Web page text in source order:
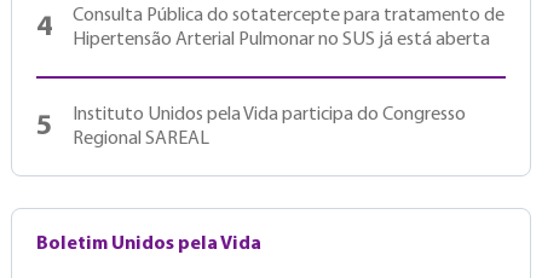
4
Consulta Pública do sotatercepte para tratamento de
Hipertensão Arterial Pulmonar no SUS já está aberta
5
Instituto Unidos pela Vida participa do Congresso
Regional SAREAL
Boletim Unidos pela Vida